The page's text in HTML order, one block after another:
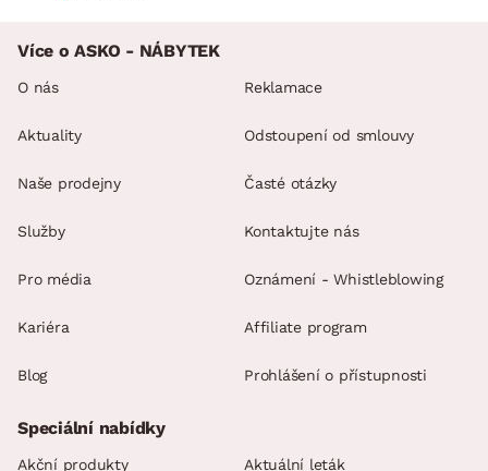
Více o ASKO - NÁBYTEK
O nás
Aktuality
Naše prodejny
Služby
Pro média
Kariéra
Blog
Reklamace
Odstoupení od smlouvy
Časté otázky
Kontaktujte nás
Oznámení - Whistleblowing
Affiliate program
Prohlášení o přístupnosti
Speciální nabídky
Akční produkty Aktuální leták